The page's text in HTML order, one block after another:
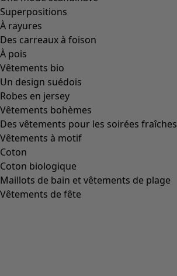
Superpositions
À rayures
Des carreaux à foison
À pois
Vêtements bio
Un design suédois
Robes en jersey
Vêtements bohèmes
Des vêtements pour les soirées fraîches
Vêtements à motif
Coton
Coton biologique
Maillots de bain et vêtements de plage
Vêtements de fête